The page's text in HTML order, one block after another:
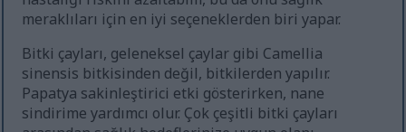
meraklıları için en iyi seçeneklerden biri yapar.
Bitki çayları, geleneksel çaylar gibi Camellia
sinensis bitkisinden değil, bitkilerden yapılır.
Papatya sakinleştirici etki gösterirken, nane
sindirime yardımcı olur. Çok çeşitli bitki çayları